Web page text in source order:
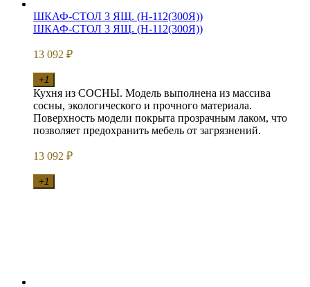
ШКАФ-СТОЛ 3 ЯЩ. (Н-112(300Я))
ШКАФ-СТОЛ 3 ЯЩ. (Н-112(300Я))
13 092 ₽
+1
Кухня из СОСНЫ. Модель выполнена из массива
сосны, экологического и прочного материала.
Поверхность модели покрыта прозрачным лаком, что
позволяет предохранить мебель от загрязнений.
13 092 ₽
+1